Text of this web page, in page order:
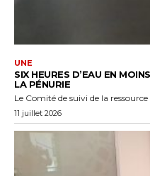
UNE
SIX HEURES D’EAU EN
LA PÉNURIE
Le Comité de suivi de la
11 juillet 2026